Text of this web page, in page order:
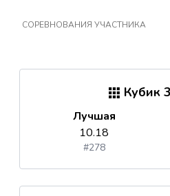
СОРЕВНОВАНИЯ УЧАСТНИКА
Кубик
Лучшая
10.18
#278